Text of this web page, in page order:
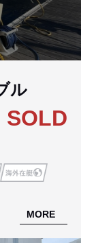
ル
SOLD
MORE